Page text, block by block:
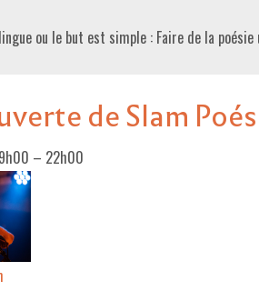
ou le but est simple : Faire de la
de Slam
– 22h00